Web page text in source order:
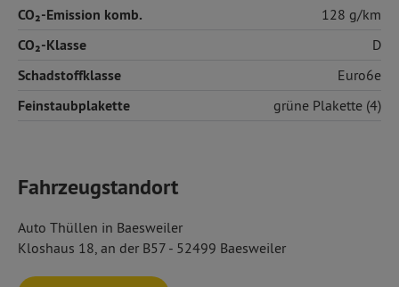
CO₂-Emission komb. 128 g/km
CO₂-Klasse D
Schadstoffklasse Euro6e
Feinstaubplakette grüne Plakette (4)
Fahrzeugstandort
Auto Thüllen in Baesweiler
Kloshaus 18, an der B57 - 52499 Baesweiler